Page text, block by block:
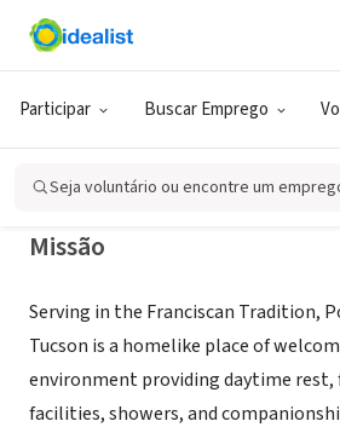
Participar Buscar Emprego
Seja voluntário ou encontre um
ONG (SETOR SOCIAL)
POVERELLO HOUSE
Missão
Serving in the Franciscan Tradition,
Tucson is a homelike place of
environment providing daytime rest,
facilities, showers, and